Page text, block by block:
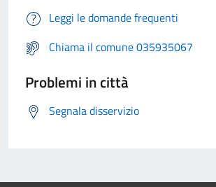
Leggi le domande frequenti
Chiama il comune 035935067
Problemi in città
Segnala disservizio